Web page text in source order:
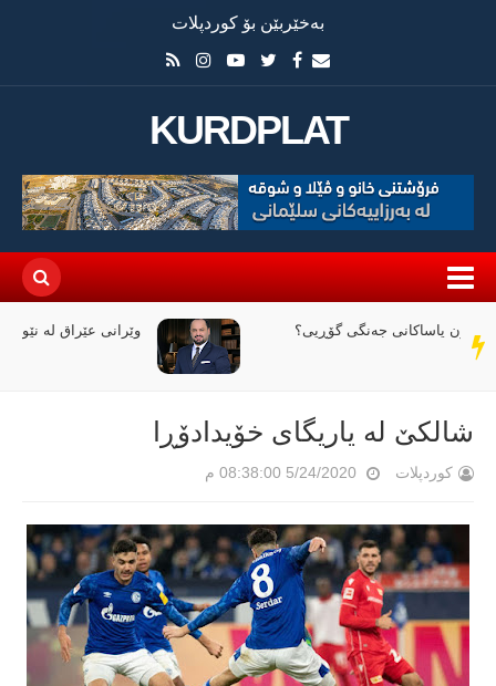
بەخێربێن بۆ کوردپلات
KURDPLAT
سەر
دێڕ
وێرانی عێراق لە نێوان ملیاران و ئاگردا
شالكێ لە یاریگای خۆیدادۆڕا
کوردپلات 5/24/2020 08:38:00 م